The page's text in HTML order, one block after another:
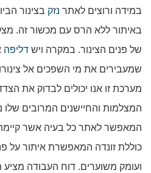
במידה ורוצים לאתר נזק בצינור
באיתור ללא הרס עם מכשור זה.
של פנים הצינור. במקרה ויש דליפה
שמעבירים את מי השפכים אל
מערכת זו אנו יכולים לבדוק את
המצלמות והחיישנים המרובים שלו
המאפשר לאתר כל בעיה אשר קיימת
כוללת זונדה המאפשרת איתור על
ועומק משוערים. דוח העבודה מציע